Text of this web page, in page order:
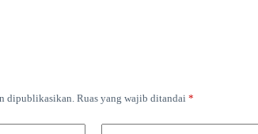
dipublikasikan. Ruas yang wajib ditandai *